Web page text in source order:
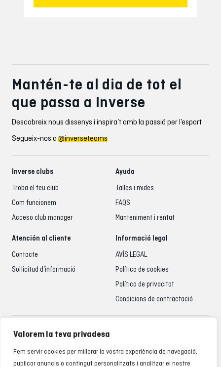
Valorem la teva privadesa
Fem servir cookies per millorar la vostra experiència de navegació,
publicar anuncis o contingut personalitzats i analitzar el nostre
Mantén-te al dia de tot el
que passa a Inverse
Descobreix nous dissenys i inspira’t amb la passió per l’esport
Segueix-nos a @inverseteams
Inverse clubs
Troba el teu club
Com funcionem
Acceso club manager
Ayuda
Talles i mides
FAQS
Manteniment i rentat
Atención al cliente
Contacte
Sol·licitud d’informació
Informació legal
AVÍS LEGAL
Política de cookies
Política de privacitat
Condicions de contractació
Atenció al client